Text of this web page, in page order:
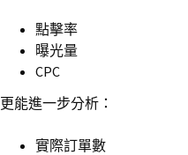
點擊率
曝光量
CPC
更能進一步分析：
實際訂單數